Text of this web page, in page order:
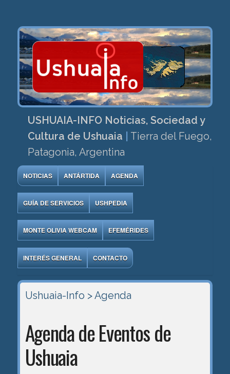
USHUAIA-INFO Noticias, Sociedad y
Cultura de Ushuaia
Tierra del Fuego,
Patagonia, Argentina
NOTICIAS ANTÁRTIDA AGENDA
GUÍA DE SERVICIOS USHPEDIA
MONTE OLIVIA WEBCAM EFEMÉRIDES
INTERÉS GENERAL CONTACTO
Ushuaia-Info > Agenda
Agenda de Eventos de
Ushuaia